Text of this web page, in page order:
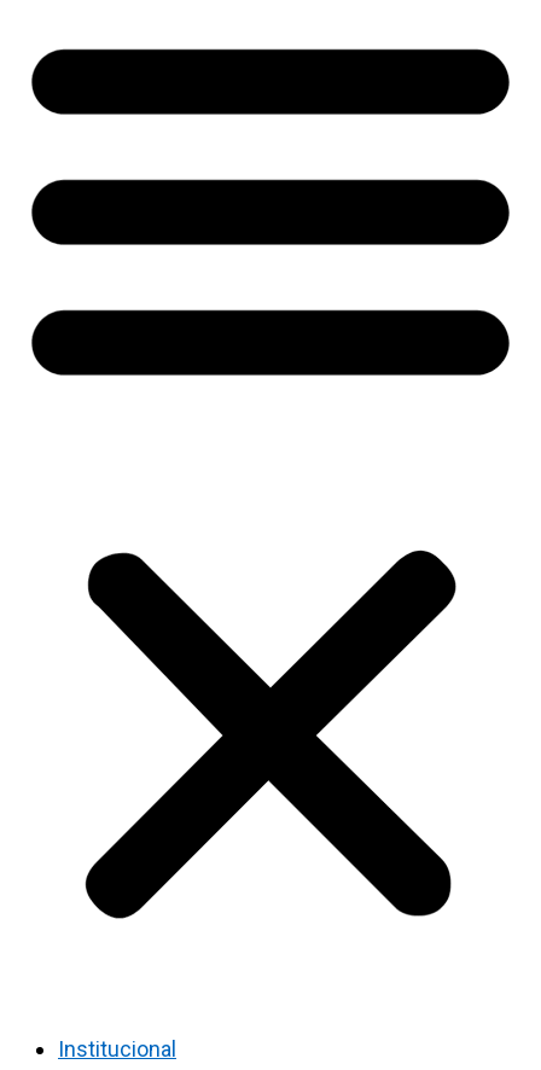
Institucional